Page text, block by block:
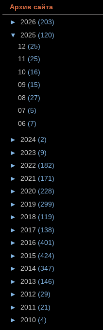
Архив сайта
► 2026 (203)
▼ 2025 (120)
12 (25)
11 (25)
10 (16)
09 (15)
08 (27)
07 (5)
06 (7)
► 2024 (2)
► 2023 (9)
► 2022 (182)
► 2021 (171)
► 2020 (228)
► 2019 (299)
► 2018 (119)
► 2017 (138)
► 2016 (401)
► 2015 (424)
► 2014 (347)
► 2013 (146)
► 2012 (29)
► 2011 (21)
► 2010 (4)